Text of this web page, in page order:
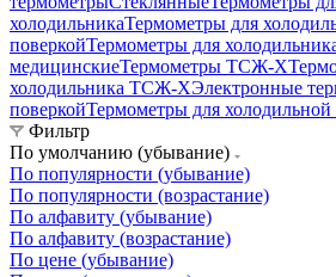
холодильникаТермометры для
поверкойТермометры для
медицинскиеТермометры ТСЖ-Х
холодильника ТСЖ-ХЭлектронные
поверкойТермометры для
Фильтр
По умолчанию (убывание)
По популярности (убывание)
По популярности (возрастание)
По алфавиту (убывание)
По алфавиту (возрастание)
По цене (убывание)